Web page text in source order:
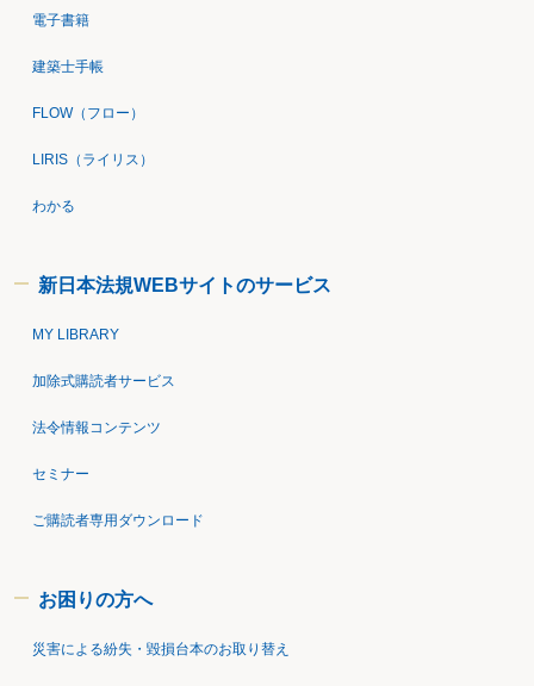
電子書籍
建築士手帳
FLOW（フロー）
LIRIS（ライリス）
わかる
新日本法規WEBサイトのサービス
MY LIBRARY
加除式購読者サービス
法令情報コンテンツ
セミナー
ご購読者専用ダウンロード
お困りの方へ
災害による紛失・毀損台本のお取り替え